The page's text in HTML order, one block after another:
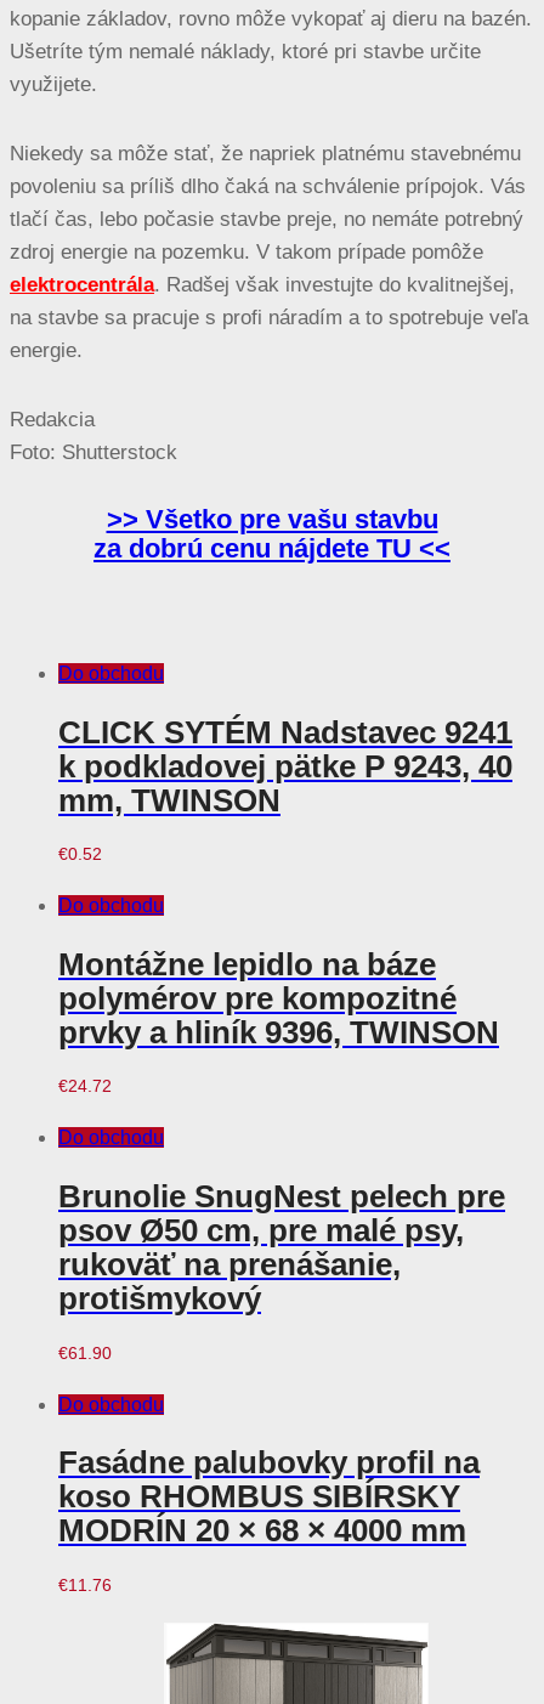
kopanie základov, rovno môže vykopať aj dieru na bazén.
Ušetríte tým nemalé náklady, ktoré pri stavbe určite
využijete.
Niekedy sa môže stať, že napriek platnému stavebnému
povoleniu sa príliš dlho čaká na schválenie prípojok. Vás
tlačí čas, lebo počasie stavbe preje, no nemáte potrebný
zdroj energie na pozemku. V takom prípade pomôže
elektrocentrála. Radšej však investujte do kvalitnejšej,
na stavbe sa pracuje s profi náradím a to spotrebuje veľa
energie.
Redakcia
Foto: Shutterstock
>> Všetko pre vašu stavbu
za dobrú cenu nájdete TU <<
Do obchodu
CLICK SYTÉM Nadstavec 9241
k podkladovej pätke P 9243, 40
mm, TWINSON
€0.52
Do obchodu
Montážne lepidlo na báze
polymérov pre kompozitné
prvky a hliník 9396, TWINSON
€24.72
Do obchodu
Brunolie SnugNest pelech pre
psov Ø50 cm, pre malé psy,
rukoväť na prenášanie,
protišmykový
€61.90
Do obchodu
Fasádne palubovky profil na
koso RHOMBUS SIBÍRSKY
MODRÍN 20 × 68 × 4000 mm
€11.76